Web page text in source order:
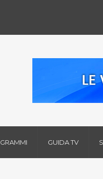
GUIDA TV